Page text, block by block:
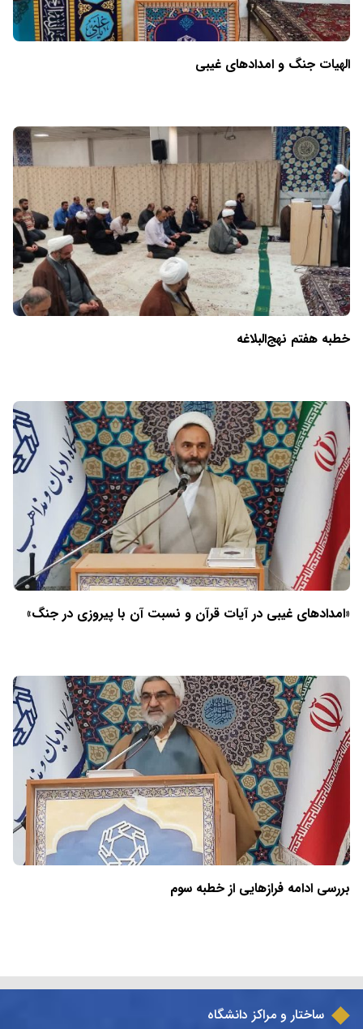
الهیات جنگ و امدادهای غیبی
خطبه هفتم نهج‌البلاغه
«امدادهای غیبی در آیات قرآن و نسبت آن با پیروزی در جنگ»
بررسی ادامه فرازهایی از خطبه سوم
ساختار و مراکز دانشگاه